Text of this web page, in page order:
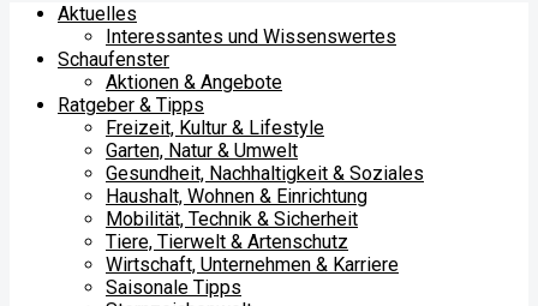
Aktuelles
Interessantes und Wissenswertes
Schaufenster
Aktionen & Angebote
Ratgeber & Tipps
Freizeit, Kultur & Lifestyle
Garten, Natur & Umwelt
Gesundheit, Nachhaltigkeit & Soziales
Haushalt, Wohnen & Einrichtung
Mobilität, Technik & Sicherheit
Tiere, Tierwelt & Artenschutz
Wirtschaft, Unternehmen & Karriere
Saisonale Tipps